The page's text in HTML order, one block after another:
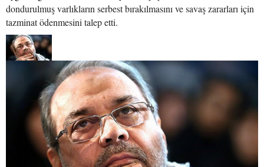
dondurulmuş varlıkların serbest bırakılmasını ve savaş zararları için
tazminat ödenmesini talep etti.